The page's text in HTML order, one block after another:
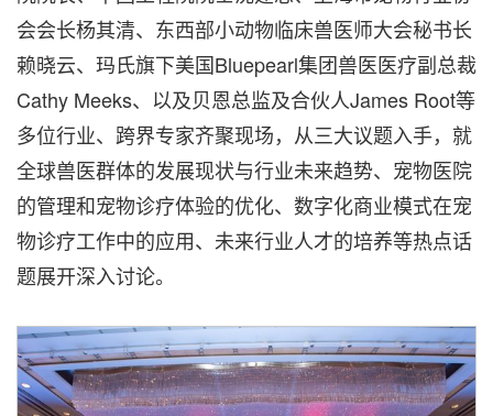
会会长杨其清、东西部小动物临床兽医师大会秘书长
赖晓云、玛氏旗下美国Bluepearl集团兽医医疗副总裁
Cathy Meeks、以及贝恩总监及合伙人James Root等
多位行业、跨界专家齐聚现场，从三大议题入手，就
全球兽医群体的发展现状与行业未来趋势、宠物医院
的管理和宠物诊疗体验的优化、数字化商业模式在宠
物诊疗工作中的应用、未来行业人才的培养等热点话
题展开深入讨论。